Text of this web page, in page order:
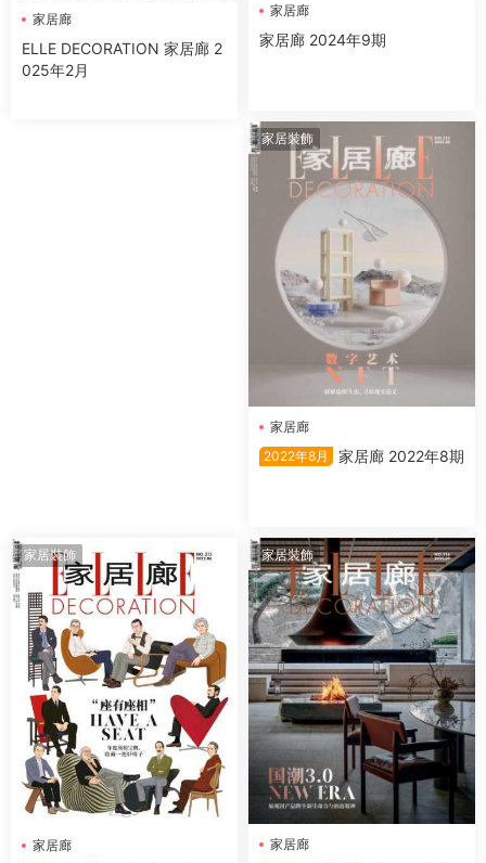
家居廊
ELLE DECORATION 家居廊 2
025年2月
家居廊
家居廊 2024年9期
家居裝飾
家居廊
2022年8月
家居廊 2022年8期
家居裝飾
家居廊
家居裝飾
家居廊